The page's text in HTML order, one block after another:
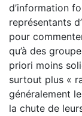
d’information
représentants
pour
qu’à des
priori moins
surtout plus «
généralement
la chute de